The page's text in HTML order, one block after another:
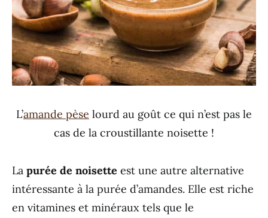
L’amande pèse lourd au goût ce qui n’est pas le
cas de la croustillante noisette !
La purée de noisette est une autre alternative
intéressante à la purée d’amandes. Elle est riche
en vitamines et minéraux tels que le